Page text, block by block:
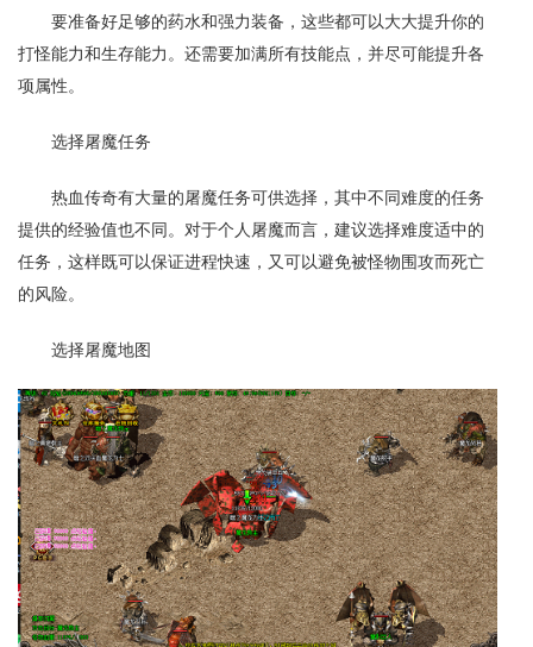
要准备好足够的药水和强力装备，这些都可以大大提升你的
打怪能力和生存能力。还需要加满所有技能点，并尽可能提升各
项属性。
选择屠魔任务
热血传奇有大量的屠魔任务可供选择，其中不同难度的任务
提供的经验值也不同。对于个人屠魔而言，建议选择难度适中的
任务，这样既可以保证进程快速，又可以避免被怪物围攻而死亡
的风险。
选择屠魔地图